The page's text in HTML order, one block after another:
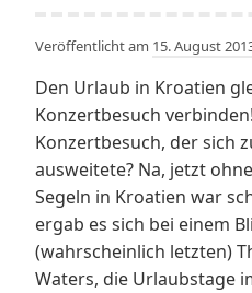
Veröffentlicht am 15. August
Den Urlaub in Kroatien
Konzertbesuch
Konzertbesuch, der sich
ausweitete? Na, jetzt
Segeln in Kroatien war
ergab es sich bei einem
(wahrscheinlich letzten)
Waters, die Urlaubstage